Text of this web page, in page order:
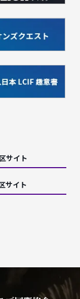
サイト
サイト